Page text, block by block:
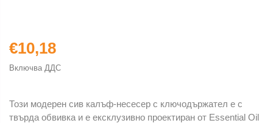
€10,18
Включва ДДС
Този модерен сив калъф-несесер с ключодържател е с
твърда обвивка и е ексклузивно проектиран от Essential Oil